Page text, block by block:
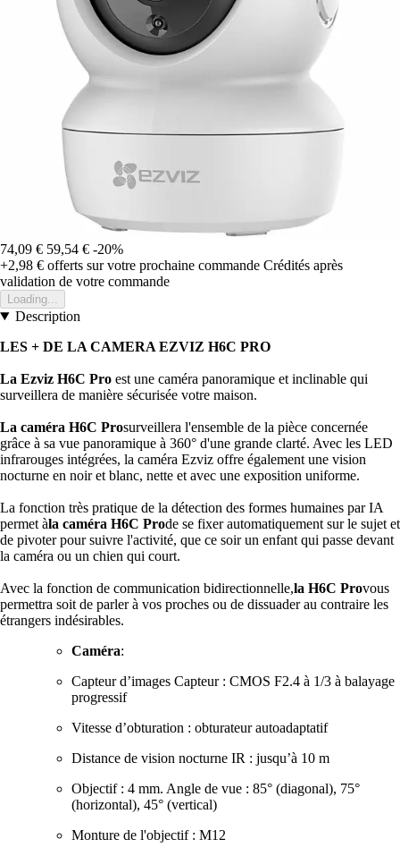
74,09 € 59,54 € -20%
+2,98 € offerts sur votre prochaine commande Crédités après
validation de votre commande
Loading...
Description
LES + DE LA CAMERA EZVIZ H6C PRO
La Ezviz H6C Pro est une caméra panoramique et inclinable qui
surveillera de manière sécurisée votre maison.
La caméra H6C Prosurveillera l'ensemble de la pièce concernée
grâce à sa vue panoramique à 360° d'une grande clarté. Avec les LED
infrarouges intégrées, la caméra Ezviz offre également une vision
nocturne en noir et blanc, nette et avec une exposition uniforme.
La fonction très pratique de la détection des formes humaines par IA
permet àla caméra H6C Prode se fixer automatiquement sur le sujet et
de pivoter pour suivre l'activité, que ce soir un enfant qui passe devant
la caméra ou un chien qui court.
Avec la fonction de communication bidirectionnelle,la H6C Provous
permettra soit de parler à vos proches ou de dissuader au contraire les
étrangers indésirables.
Caméra:
Capteur d’images Capteur : CMOS F2.4 à 1/3 à balayage
progressif
Vitesse d’obturation : obturateur autoadaptatif
Distance de vision nocturne IR : jusqu’à 10 m
Objectif : 4 mm. Angle de vue : 85° (diagonal), 75°
(horizontal), 45° (vertical)
Monture de l'objectif : M12